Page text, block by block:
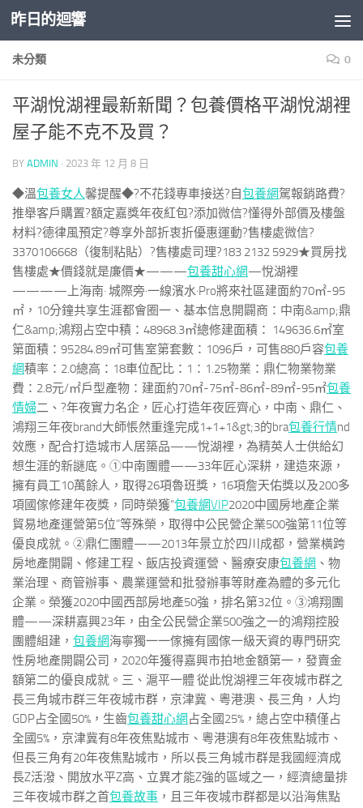
Skip to content
昨日的迴響
未分類 0
平湖悅湖裡最新新聞？包養價格平湖悅湖裡
屋子能不克不及買？
BY ADMIN · 2023 年 12 月 8 日
◆溫包養女人馨提醒◆?不花錢專車接送?自包養網駕報銷路費?
推舉客戶購置?額定嘉獎年夜紅包?添加微信?懂得外部價及樓盤
材料?德律風預定?尊享外部折衷折優惠運動?售樓處微信?
3370106668（復制粘貼）?售樓處司理?183 2132 5929★買房找
售樓處★價錢就是廉價★———包養甜心網—悅湖裡
————上海南· 城際旁·一線濱水·Pro將來社區建面約70㎡-95
㎡，10分鐘共享生涯都會圈一、基本信息開闢商：中南&amp;鼎
仁&amp;鴻翔占空中積：48968.3㎡總修建面積： 149636.6㎡室
第面積：95284.89㎡可售室第套數：1096戶，可售880戶容包養
網積率：2.0總高：18車位配比：1：1.25物業：鼎仁物業物業
費：2.8元/㎡戶型產物：建面約70㎡-75㎡-86㎡-89㎡-95㎡包養
情婦二、?年夜實力名企，匠心打造年夜匠齊心，中南、鼎仁、
鴻翔三年夜brand大師悵然重逢完成1+1+1&gt;3的bra包養行情nd
效應，配合打造城市人居築品——悅湖裡，為精英人士供給幻
想生涯的新謎底。①中南團體——33年匠心深耕，建造來源，
擁有員工10萬餘人，取得26項魯班獎，16項詹天佑獎以及200多
項國傢修建年夜獎，同時榮獲“包養網VIP2020中國房地產企業
貿易地產運營第5位”等殊榮，取得中公民營企業500強第11位等
優良成就。②鼎仁團體——2013年景立於四川成都，營業橫跨
房地產開闢、修建工程、飯店投資運營、醫療安康包養網 、物
業治理、商管辦事、農業運營和批發辦事等財產為體的多元化
企業。榮獲2020中國西部房地產50強，排名第32位。③鴻翔團
體——深耕嘉興23年，由全公民營企業500強之一的鴻翔控股
團體組建， 包養網海寧獨一一傢擁有國傢一級天資的專門研究
性房地產開闢公司，2020年獲得嘉興市拍地金額第一，發賣金
額第二的優良成就。三、滬平一體 從此悅湖裡三年夜城市群之
長三角城市群三年夜城市群，京津冀、粵港澳、長三角，人均
GDP占全國50%，生齒包養甜心網 占全國25%，總占空中積僅占
全國5%，京津冀有8年夜焦點城市、粵港澳有8年夜焦點城市、
但長三角有20年夜焦點城市，所以長三角城市群是我國經濟成
長Z活潑、開放水平Z高、立異才能Z強的區域之一，經濟總量排
三年夜城市群之首包養故事 ，且三年夜城市群都是以沿海焦點